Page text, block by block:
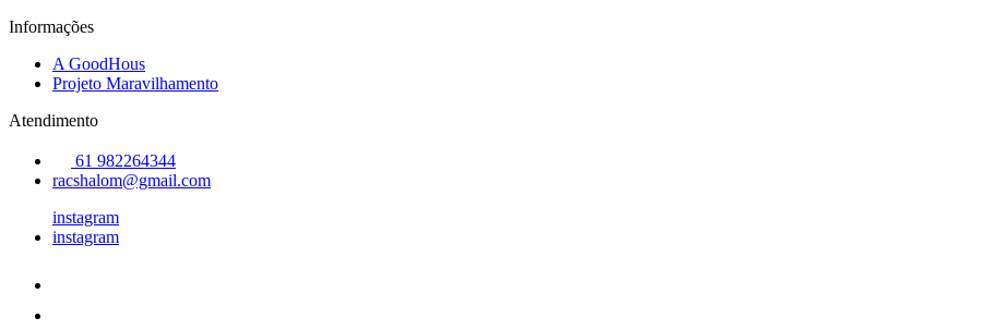
Informações
A GoodHous
Projeto Maravilhamento
Atendimento
61 982264344
racshalom@gmail.com
instagram
instagram